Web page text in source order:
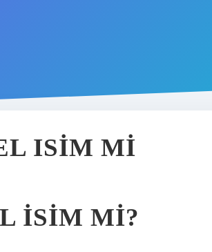
ISIM MI
ISIM MI?